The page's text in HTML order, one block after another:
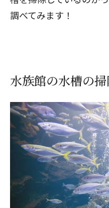
調べてみます！
水族館の水槽の